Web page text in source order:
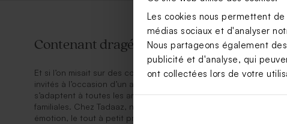
Les cookies nous permettent
médias sociaux et d'analyser
Nous partageons également
publicité et d'analyse, qui
ont collectées lors de votre
Contenant dragées en plastique : l’option
Et si l’on misait sur des contenants à dragées en plastique pour
invités à l’occasion d’un anniversaire ? Pratiques, économiques
s’adaptent à toutes les ambiances festives, des goûters
familiales. Chez Tadaaz, nos modèles à personnaliser vous
émotion, le tout à petit prix.